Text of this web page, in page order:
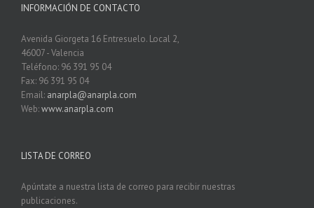
INFORMACIÓN DE CONTACTO
Avenida Giorgeta 16 Entresuelo. Local 2,
46007 - Valencia
Teléfono: 96 391 95 04
Fax: 96 391 95 04
Email: anarpla@anarpla.com
Web:www.anarpla.com
LISTA DE CORREO
Apúntate a nuestra lista de correo para recibir nuestras
publicaciones.